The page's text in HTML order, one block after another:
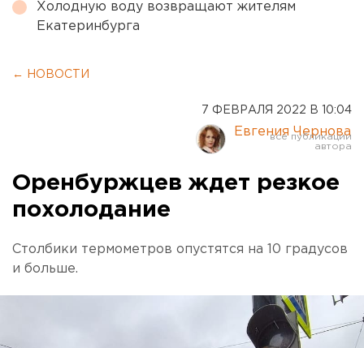
Холодную воду возвращают жителям
Екатеринбурга
← НОВОСТИ
7 ФЕВРАЛЯ 2022 В 10:04
Евгения Чернова
Оренбуржцев ждет резкое
похолодание
Столбики термометров опустятся на 10 градусов
и больше.